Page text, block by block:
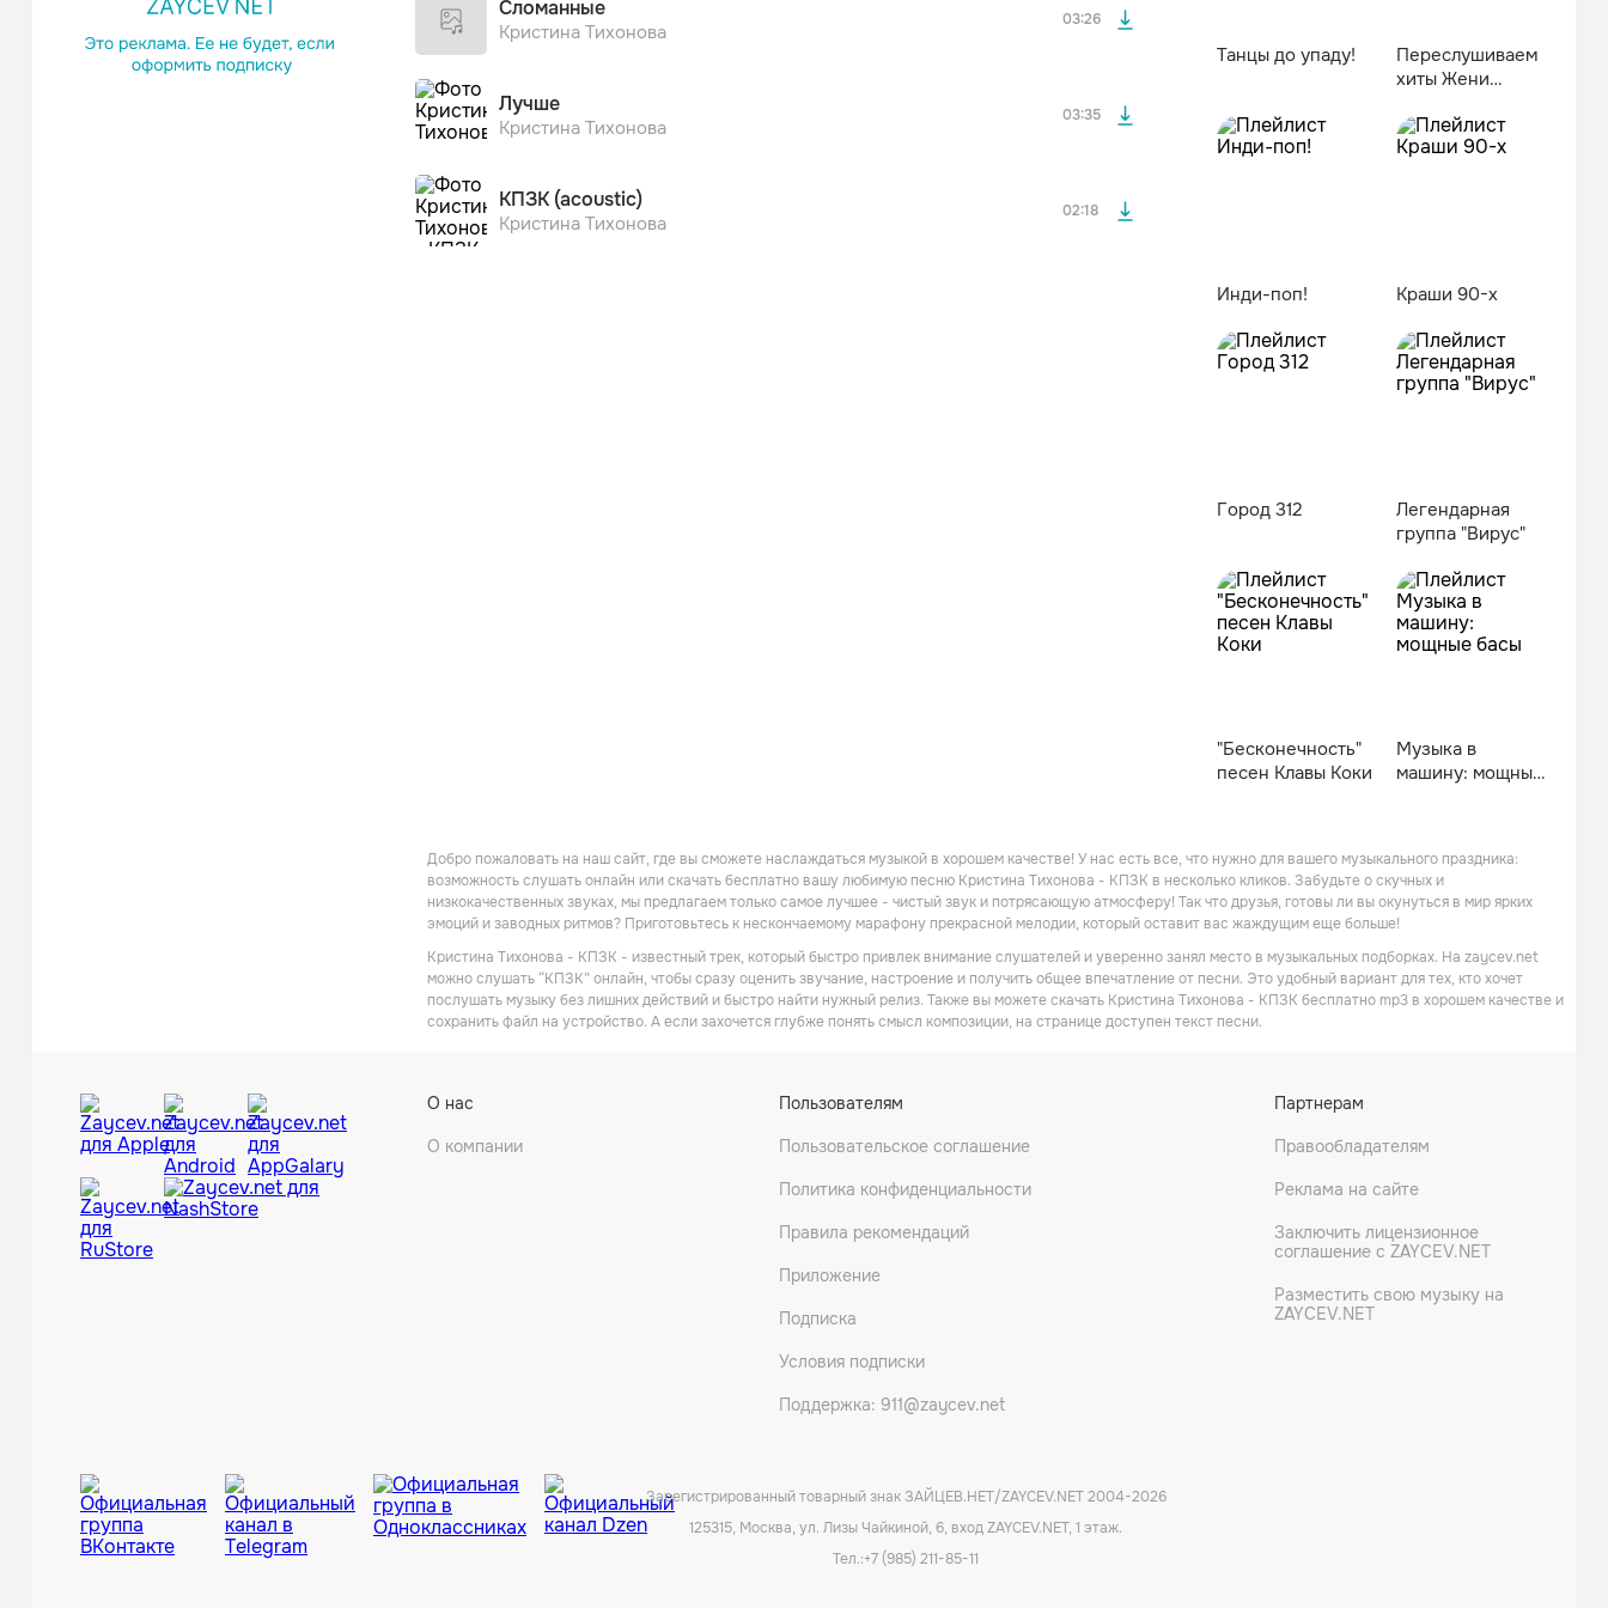
Сломанные
Кристина Тихонова
03:26
Лучше
Кристина Тихонова
03:35
КПЗК (acoustic)
Кристина Тихонова
02:18
Танцы до упаду!
Переслушиваем
хиты Жени
Инди-поп! Краши 90-х
Город 312
Легендарная
группа "Вирус"
"Бесконечность"
песен Клавы Коки
Музыка в
машину: мощные
Добро пожаловать на наш сайт, где вы сможете наслаждаться музыкой в хорошем качестве! У нас есть все, что нужно для вашего музыкального праздника:
возможность слушать онлайн или скачать бесплатно вашу любимую песню Кристина Тихонова - КПЗК в несколько кликов. Забудьте о скучных и
низкокачественных звуках, мы предлагаем только самое лучшее - чистый звук и потрясающую атмосферу! Так что друзья, готовы ли вы окунуться в мир ярких
эмоций и заводных ритмов? Приготовьтесь к нескончаемому марафону прекрасной мелодии, который оставит вас жаждущим еще больше!
Кристина Тихонова - КПЗК - известный трек, который быстро привлек внимание слушателей и уверенно занял место в музыкальных подборках. На zaycev.net
можно слушать “КПЗК” онлайн, чтобы сразу оценить звучание, настроение и получить общее впечатление от песни. Это удобный вариант для тех, кто хочет
послушать музыку без лишних действий и быстро найти нужный релиз. Также вы можете скачать Кристина Тихонова - КПЗК бесплатно mp3 в хорошем качестве и
сохранить файл на устройство. А если захочется глубже понять смысл композиции, на странице доступен текст песни.
О нас
О компании
Пользователям
Пользовательское соглашение
Политика конфиденциальности
Правила рекомендаций
Приложение
Подписка
Условия подписки
Поддержка: 911@zaycev.net
Партнерам
Правообладателям
Реклама на сайте
Заключить лицензионное
соглашение с ZAYCEV.NET
Разместить свою музыку на
ZAYCEV.NET
Зарегистрированный товарный знак ЗАЙЦЕВ.НЕТ/ZAYCEV.NET 2004-2026
125315, Москва, ул. Лизы Чайкиной, 6, вход ZAYCEV.NET, 1 этаж.
Тел.:+7 (985) 211-85-11